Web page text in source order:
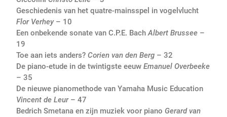
Geschiedenis van het quatre-mainsspel in vogelvlucht
Flor Verhey– 10
Een onbekende sonate van C.P.E. BachAlbert Brussee –
19
Toe aan iets anders? Corien van den Berg – 32
De piano-etude in de twintigste eeuw Emanuel Overbeeke
– 35
De nieuwe pianomethode van Yamaha Music Education
Vincent de Leur– 47
Bedrich Smetana en zijn muziek voor piano Gerard van